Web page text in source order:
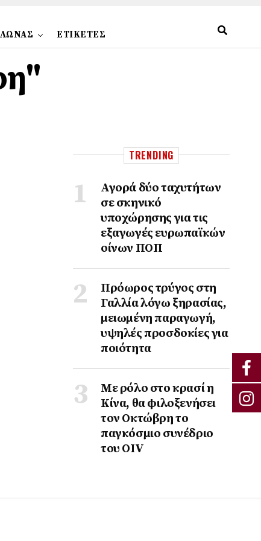
ΕΤΙΚΕΤΕΣ
TRENDING
Αγορά δύο ταχυτήτων
σε σκηνικό
υποχώρησης για τις
εξαγωγές ευρωπαϊκών
οίνων ΠΟΠ
Πρόωρος τρύγος στη
Γαλλία λόγω ξηρασίας,
μειωμένη παραγωγή,
υψηλές προσδοκίες για
ποιότητα
Με ρόλο στο κρασί η
Κίνα, θα φιλοξενήσει
τον Οκτώβρη το
παγκόσμιο συνέδριο
του ΟΙV